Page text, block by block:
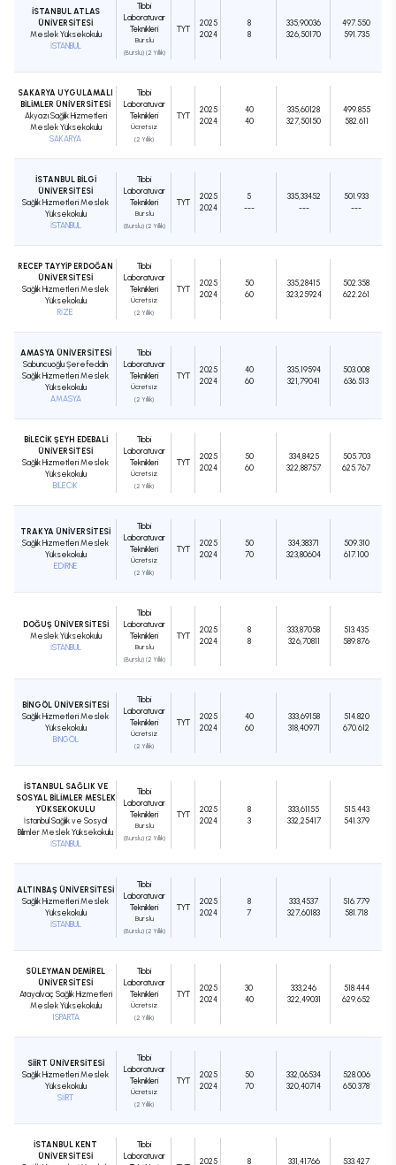
İSTANBUL ATLAS
ÜNİVERSİTESİ
Meslek Yüksekokulu
İSTANBUL
Tıbbi
Laboratuvar
Teknikleri
Burslu
(Burslu) (2 Yıllık)
TYT
2025
2024
8
8
335,90036
326,50170
497.550
591.735
SAKARYA UYGULAMALI
BİLİMLER ÜNİVERSİTESİ
Akyazı Sağlık Hizmetleri
Meslek Yüksekokulu
SAKARYA
Tıbbi
Laboratuvar
Teknikleri
Ücretsiz
(2 Yıllık)
TYT
2025
2024
40
40
335,60128
327,50150
499.855
582.611
İSTANBUL BİLGİ
ÜNİVERSİTESİ
Sağlık Hizmetleri Meslek
Yüksekokulu
İSTANBUL
Tıbbi
Laboratuvar
Teknikleri
Burslu
(Burslu) (2 Yıllık)
TYT
2025
2024
5
---
335,33452
---
501.933
---
RECEP TAYYİP ERDOĞAN
ÜNİVERSİTESİ
Sağlık Hizmetleri Meslek
Yüksekokulu
RİZE
Tıbbi
Laboratuvar
Teknikleri
Ücretsiz
(2 Yıllık)
TYT
2025
2024
50
60
335,28415
323,25924
502.358
622.261
AMASYA ÜNİVERSİTESİ
Sabuncuoğlu Şerefeddin
Sağlık Hizmetleri Meslek
Yüksekokulu
AMASYA
Tıbbi
Laboratuvar
Teknikleri
Ücretsiz
(2 Yıllık)
TYT
2025
2024
40
60
335,19594
321,79041
503.008
636.513
BİLECİK ŞEYH EDEBALİ
ÜNİVERSİTESİ
Sağlık Hizmetleri Meslek
Yüksekokulu
BİLECİK
Tıbbi
Laboratuvar
Teknikleri
Ücretsiz
(2 Yıllık)
TYT
2025
2024
50
60
334,8425
322,88757
505.703
625.767
TRAKYA ÜNİVERSİTESİ
Sağlık Hizmetleri Meslek
Yüksekokulu
EDİRNE
Tıbbi
Laboratuvar
Teknikleri
Ücretsiz
(2 Yıllık)
TYT
2025
2024
50
70
334,38371
323,80604
509.310
617.100
DOĞUŞ ÜNİVERSİTESİ
Meslek Yüksekokulu
İSTANBUL
Tıbbi
Laboratuvar
Teknikleri
Burslu
(Burslu) (2 Yıllık)
TYT
2025
2024
8
8
333,87058
326,70811
513.435
589.876
BİNGÖL ÜNİVERSİTESİ
Sağlık Hizmetleri Meslek
Yüksekokulu
BİNGÖL
Tıbbi
Laboratuvar
Teknikleri
Ücretsiz
(2 Yıllık)
TYT
2025
2024
40
60
333,69158
318,40971
514.820
670.612
İSTANBUL SAĞLIK VE
SOSYAL BİLİMLER MESLEK
YÜKSEKOKULU
İstanbul Sağlık ve Sosyal
Bilimler Meslek Yüksekokulu
İSTANBUL
Tıbbi
Laboratuvar
Teknikleri
Burslu
(Burslu) (2 Yıllık)
TYT
2025
2024
8
3
333,61155
332,25417
515.443
541.379
ALTINBAŞ ÜNİVERSİTESİ
Sağlık Hizmetleri Meslek
Yüksekokulu
İSTANBUL
Tıbbi
Laboratuvar
Teknikleri
Burslu
(Burslu) (2 Yıllık)
TYT
2025
2024
8
7
333,4537
327,60183
516.779
581.718
SÜLEYMAN DEMİREL
ÜNİVERSİTESİ
Atayalvaç Sağlık Hizmetleri
Meslek Yüksekokulu
ISPARTA
Tıbbi
Laboratuvar
Teknikleri
Ücretsiz
(2 Yıllık)
TYT
2025
2024
30
40
333,246
322,49031
518.444
629.652
SİİRT ÜNİVERSİTESİ
Sağlık Hizmetleri Meslek
Yüksekokulu
SİİRT
Tıbbi
Laboratuvar
Teknikleri
Ücretsiz
(2 Yıllık)
TYT
2025
2024
50
70
332,06534
320,40714
528.006
650.378
İSTANBUL KENT
ÜNİVERSİTESİ
Tıbbi
Laboratuvar
2025
8
331,41766
533.427